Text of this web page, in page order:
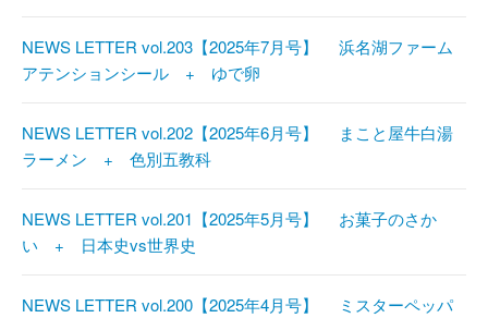
NEWS LETTER vol.203【2025年7月号】 浜名湖ファーム
アテンションシール + ゆで卵
NEWS LETTER vol.202【2025年6月号】 まこと屋牛白湯
ラーメン + 色別五教科
NEWS LETTER vol.201【2025年5月号】 お菓子のさか
い + 日本史vs世界史
NEWS LETTER vol.200【2025年4月号】 ミスターペッパ